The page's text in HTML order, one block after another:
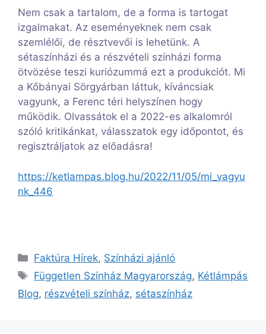
Nem csak a tartalom, de a forma is tartogat
izgalmakat. Az eseményeknek nem csak
szemlélői, de résztvevői is lehetünk. A
sétaszínházi és a részvételi színházi forma
ötvözése teszi kuriózummá ezt a produkciót. Mi
a Kőbányai Sörgyárban láttuk, kíváncsiak
vagyunk, a Ferenc téri helyszínen hogy
működik. Olvassátok el a 2022-es alkalomról
szóló kritikánkat, válasszatok egy időpontot, és
regisztráljatok az előadásra!
https://ketlampas.blog.hu/2022/11/05/mi_vagyu
nk_446
Kategória
Faktúra Hírek, Színházi ajánló
Címkék
Független Színház Magyarország, Kétlámpás
Blog, részvételi színház, sétaszínház